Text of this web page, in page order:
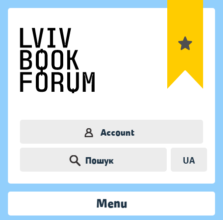
Account
Пошук UA
Menu